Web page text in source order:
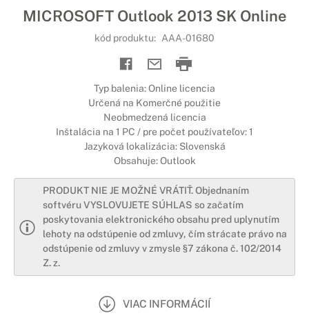
MICROSOFT Outlook 2013 SK Online
kód produktu: AAA-01680
Typ balenia: Online licencia
Určená na Komerčné použitie
Neobmedzená licencia
Inštalácia na 1 PC / pre počet používateľov: 1
Jazyková lokalizácia: Slovenská
Obsahuje: Outlook
PRODUKT NIE JE MOŽNÉ VRÁTIŤ. Objednaním
softvéru VYSLOVUJETE SÚHLAS so začatím
poskytovania elektronického obsahu pred uplynutím
lehoty na odstúpenie od zmluvy, čím strácate právo na
odstúpenie od zmluvy v zmysle §7 zákona č. 102/2014
Z. z.
VIAC INFORMÁCIÍ